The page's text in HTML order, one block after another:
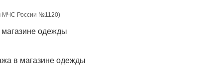
МЧС России №1120)
магазине одежды
в магазине одежды